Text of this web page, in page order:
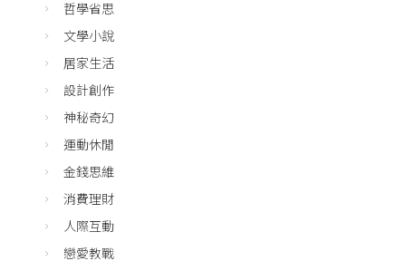
哲學省思
文學小說
居家生活
設計創作
神秘奇幻
運動休閒
金錢思維
消費理財
人際互動
戀愛教戰